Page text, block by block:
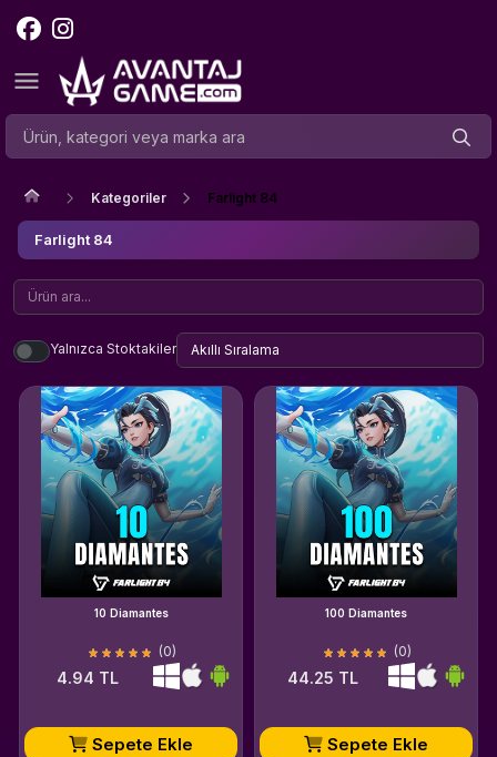
Kategoriler Farlight 84
Farlight 84
Yalnızca Stoktakiler
10 Diamantes
(0)
4.94 TL
Sepete Ekle
100 Diamantes
(0)
44.25 TL
Sepete Ekle